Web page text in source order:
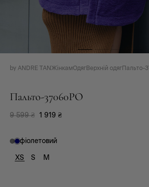
by ANDRE TANЖінкамОдягВерхній одягПальто-
Пальто-37060PO
9 599 ₴ 1 919 ₴
фіолетовий
XS
S M